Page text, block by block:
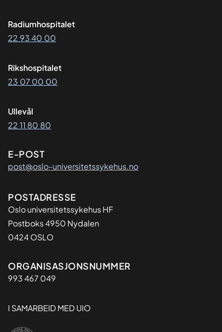
Radiumhospitalet
22 93 40 00
Rikshospitalet
23 07 00 00
Ullevål
22 11 80 80
E-POST
post@oslo-universitetssykehus.no
Adresse
POSTADRESSE
Oslo universitetssykehus HF
Postboks 4950 Nydalen
0424 OSLO
Organisasjon
ORGANISASJONSNUMMER
993 467 049
I SAMARBEID MED UIO